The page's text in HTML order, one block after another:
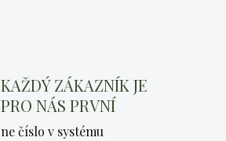
KAŽDÝ ZÁKAZNÍK JE
PRO NÁS PRVNÍ
ne číslo v systému